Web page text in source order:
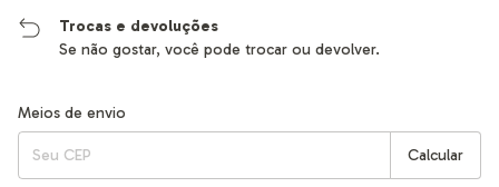
Trocas e devoluções
Se não gostar, você pode trocar ou devolver.
Entregas para o CEP:
Meios de envio
Calcular